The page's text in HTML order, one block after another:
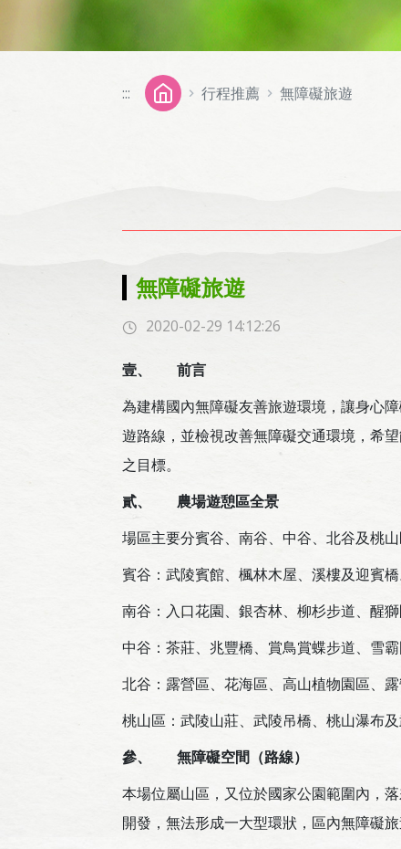
::: 行程推薦 無障礙旅遊
無障礙旅遊
2020-02-29 14:12:26
壹、前言
為建構國內無障礙友善旅遊環境，讓身心
遊路線，並檢視改善無障礙交通環境，希
之目標。
貳、 農場遊憩區全景
場區主要分賓谷、南谷、中谷、北谷及桃山
賓谷：武陵賓館、楓林木屋、溪樓及迎賓橋
南谷：入口花園、銀杏林、柳杉步道、醒
中谷：茶莊、兆豐橋、賞鳥賞蝶步道、雪
北谷：露營區、花海區、高山植物園區、
桃山區：武陵山莊、武陵吊橋、桃山瀑布
參、無障礙空間（路線）
本場位屬山區，又位於國家公園範圍內，
開發，無法形成一大型環狀，區內無障礙